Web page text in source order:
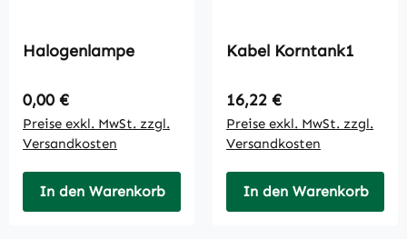
Halogenlampe
Regulärer Preis:
0,00 €
Preise exkl. MwSt. zzgl.
Versandkosten
In den Warenkorb
Kabel Korntank1
Regulärer Preis:
16,22 €
Preise exkl. MwSt. zzgl.
Versandkosten
In den Warenkorb